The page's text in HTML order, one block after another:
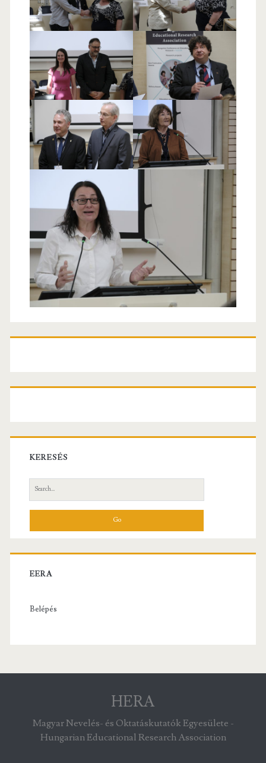
KERESÉS
Search
for:
EERA
Belépés
HERA
Magyar Nevelés- és Oktatáskutatók Egyesülete -
Hungarian Educational Research Association